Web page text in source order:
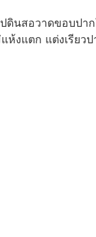
ดินสอวาดขอบป
แตก แต่งเรียวป